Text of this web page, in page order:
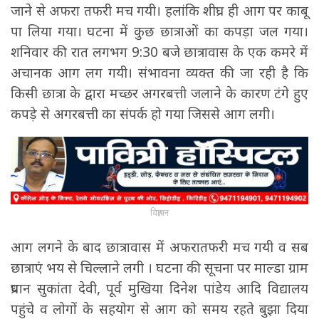
जाने से अफरा तफरी मच गयी। हलांकि शीघ्र ही आग पर काबू
पा लिया गया। घटना में कुछ छात्राओं का कपड़ा जल गया।
शनिवार की रात लगभग 9:30 बजे छात्रावास के एक कमरे में
अचानक आग लग गयी। संभावना व्यक्त की जा रही है कि
किसी छात्रा के द्वारा मच्छर अगरबत्ती जलाने के कारण टंगे हुए
कपड़े से अगरबत्ती का संपर्क हो गया जिससे आग लगी।
विज्ञापन
आग लगने के बाद छात्रावास में अफरातफरी मच गयी व सब
छात्राएं भय से चिल्लाने लगी । घटना की सूचना पर माल्डा ग्राम
प्रधान सुकांता देवी, पूर्व मुखिया दिनेश पांडेय आदि विद्यालय
पहुंचे व लोगों के सहयोग से आग को समय रहते बुझा दिया